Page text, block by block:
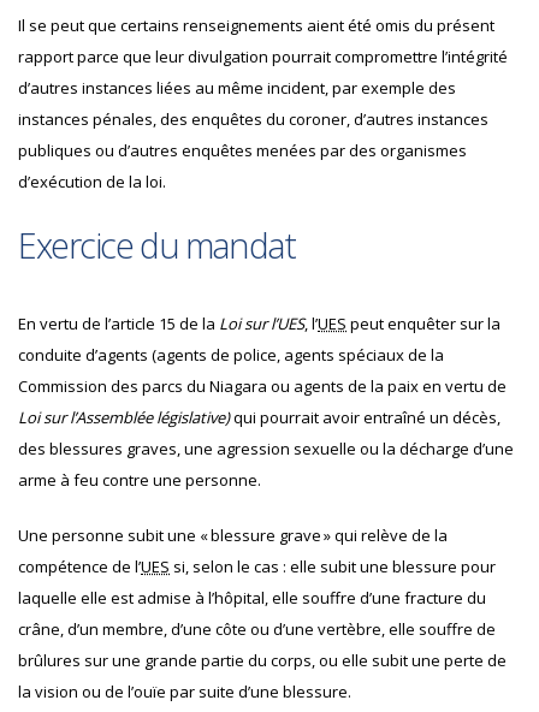
Il se peut que certains renseignements aient été omis du présent
rapport parce que leur divulgation pourrait compromettre l’intégrité
d’autres instances liées au même incident, par exemple des
instances pénales, des enquêtes du coroner, d’autres instances
publiques ou d’autres enquêtes menées par des organismes
d’exécution de la loi.
Exercice du mandat
En vertu de l’article 15 de la Loi sur l’UES, l’UES peut enquêter sur la
conduite d’agents (agents de police, agents spéciaux de la
Commission des parcs du Niagara ou agents de la paix en vertu de
Loi sur l’Assemblée législative)qui pourrait avoir entraîné un décès,
des blessures graves, une agression sexuelle ou la décharge d’une
arme à feu contre une personne.
Une personne subit une « blessure grave » qui relève de la
compétence de l’UES si, selon le cas : elle subit une blessure pour
laquelle elle est admise à l’hôpital, elle souffre d’une fracture du
crâne, d’un membre, d’une côte ou d’une vertèbre, elle souffre de
brûlures sur une grande partie du corps, ou elle subit une perte de
la vision ou de l’ouïe par suite d’une blessure.